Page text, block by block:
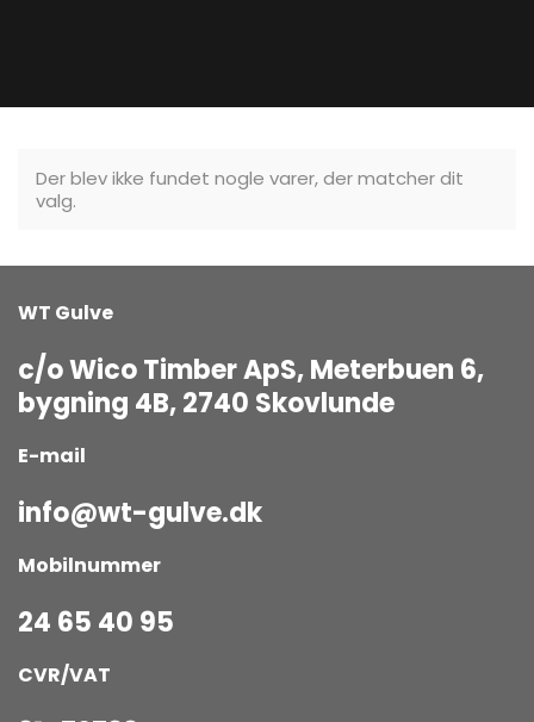
Der blev ikke fundet nogle varer, der matcher dit
valg.
WT Gulve
c/o Wico Timber ApS, Meterbuen 6,
bygning 4B, 2740 Skovlunde
E-mail
info@wt-gulve.dk
Mobilnummer
24 65 40 95
CVR/VAT